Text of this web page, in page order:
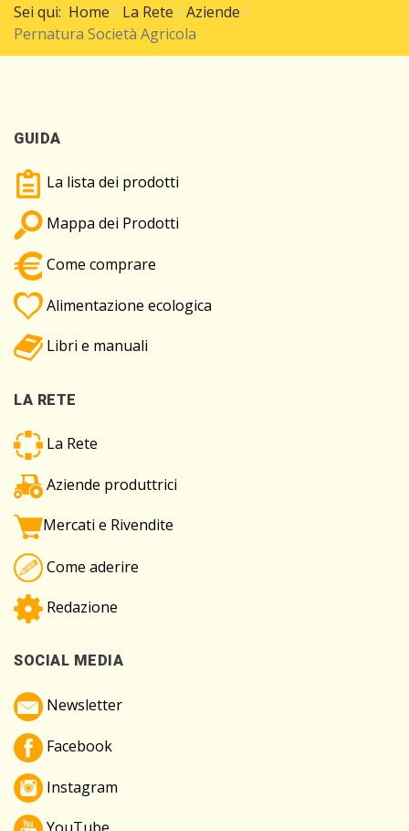
Sei qui: Home La Rete
Aziende
Pernatura Società Agricola
GUIDA
La lista dei prodotti
Mappa dei Prodotti
Come comprare
Alimentazione ecologica
Libri e manuali
LA RETE
La Rete
Aziende produttrici
Mercati e Rivendite
Come aderire
Redazione
SOCIAL MEDIA
Newsletter
Facebook
Instagram